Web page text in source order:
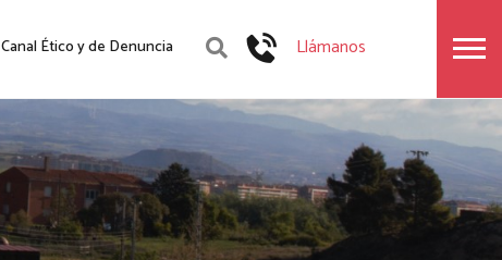
Canal Ético y de Denuncia Llámanos